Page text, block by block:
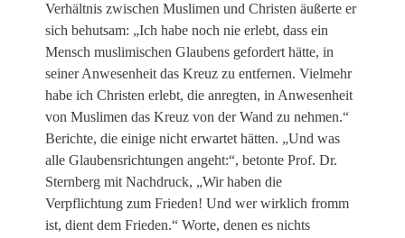
Verhältnis zwischen Muslimen und Christen äußerte er
sich behutsam: „Ich habe noch nie erlebt, dass ein
Mensch muslimischen Glaubens gefordert hätte, in
seiner Anwesenheit das Kreuz zu entfernen. Vielmehr
habe ich Christen erlebt, die anregten, in Anwesenheit
von Muslimen das Kreuz von der Wand zu nehmen.“
Berichte, die einige nicht erwartet hätten. „Und was
alle Glaubensrichtungen angeht:“, betonte Prof. Dr.
Sternberg mit Nachdruck, „Wir haben die
Verpflichtung zum Frieden! Und wer wirklich fromm
ist, dient dem Frieden.“ Worte, denen es nichts